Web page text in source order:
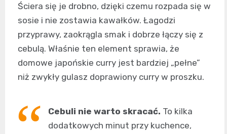
Ściera się je drobno, dzięki czemu rozpada się w
sosie i nie zostawia kawałków. Łagodzi
przyprawy, zaokrągla smak i dobrze łączy się z
cebulą. Właśnie ten element sprawia, że
domowe japońskie curry jest bardziej „pełne”
niż zwykły gulasz doprawiony curry w proszku.
Cebuli nie warto skracać. To kilka
dodatkowych minut przy kuchence,